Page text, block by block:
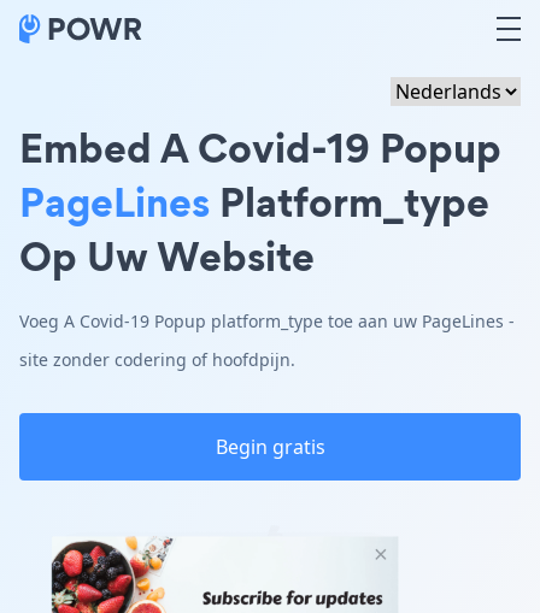
Embed A Covid-19 Popup
PageLines Platform_type
Op Uw Website
Voeg A Covid-19 Popup platform_type toe aan uw PageLines -
site zonder codering of hoofdpijn.
Begin gratis